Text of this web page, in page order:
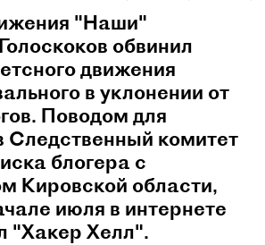
"Наши"
обвинил
движения
в уклонении от
Поводом для
Следственный комитет
блогера с
Кировской области,
июля в интернете
"Хакер Хелл".